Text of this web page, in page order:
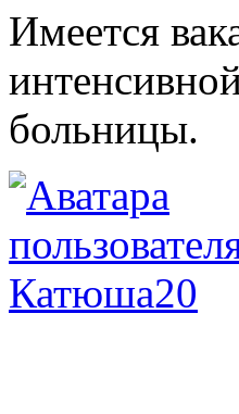
Имеется
больницы.
Катюша20